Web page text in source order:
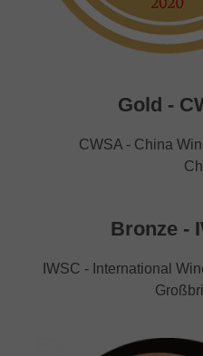
Gold -
CWSA - China
Bronze -
IWSC - International